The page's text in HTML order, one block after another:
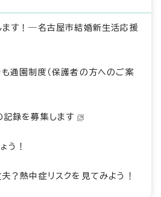
ます！―名古屋市結婚新生活応援
通園制度（保護者の方へのご案
録を募集します
う！
？熱中症リスクを見てみよう！